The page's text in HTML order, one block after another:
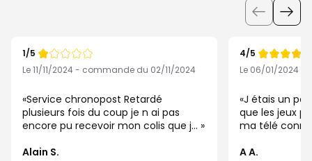
pour
afficher
éléments
suivants
Note
de
1/5
Le 11/11/2024 - commande du 02/11/2024
Service chronopost Retardé
plusieurs fois du coup je n ai pas
encore pu recevoir mon colis que j...
Alain S.
Note
de
4/5
Le 06/01/2024 -
J étais un
que les jeux
ma télé
A A.